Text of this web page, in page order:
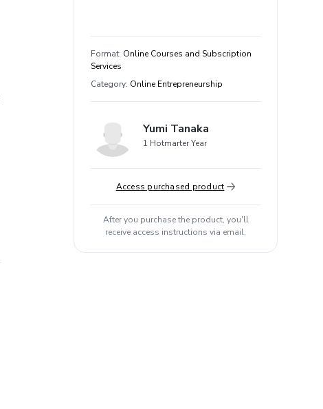
Format: Online Courses and Subscription
Services
Category: Online Entrepreneurship
Yumi Tanaka
1 Hotmarter Year
Access purchased product
After you purchase the product, you'll
receive access instructions via email.